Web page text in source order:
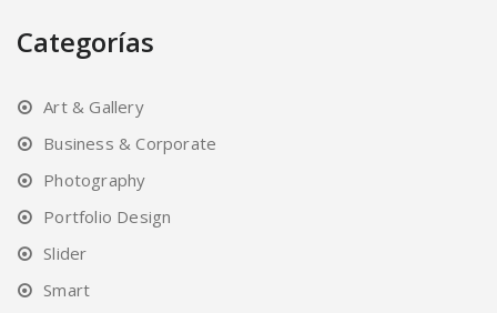
Categorías
Art & Gallery
Business & Corporate
Photography
Portfolio Design
Slider
Smart